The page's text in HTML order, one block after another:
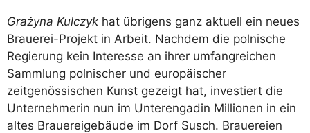
Grażyna Kulczyk hat übrigens ganz aktuell ein neues
Brauerei-Projekt in Arbeit. Nachdem die polnische
Regierung kein Interesse an ihrer umfangreichen
Sammlung polnischer und europäischer
zeitgenössischen Kunst gezeigt hat, investiert die
Unternehmerin nun im Unterengadin Millionen in ein
altes Brauereigebäude im Dorf Susch. Brauereien